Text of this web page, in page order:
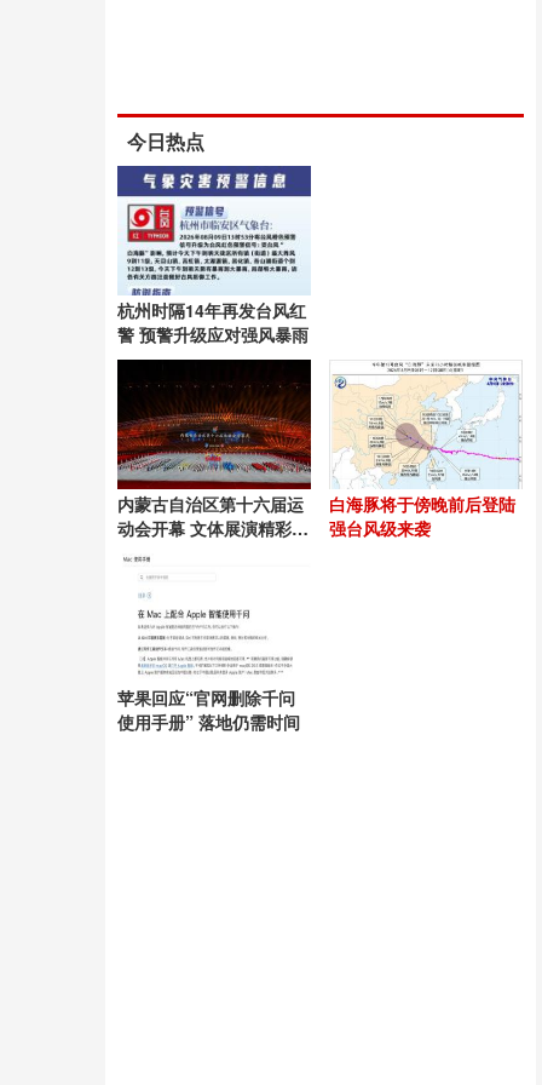
今日热点
杭州时隔14年再发台风红
警 预警升级应对强风暴雨
内蒙古自治区第十六届运
动会开幕 文体展演精彩纷
呈
白海豚将于傍晚前后登陆
强台风级来袭
苹果回应“官网删除千问
使用手册” 落地仍需时间